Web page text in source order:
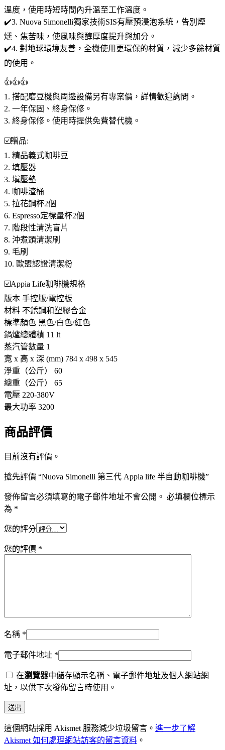
溫度，使用時短時間內升溫至工作溫度。
✔️3. Nuova Simonelli獨家技術SIS有壓預浸泡系統，告別煙
燻、焦苦味，使風味與醇厚度提升與加分。
✔️4. 對地球環境友善，全機使用更環保的材質，減少多餘材質
的使用。
👍👍👍
1. 搭配磨豆機與周邊設備另有專案價，詳情歡迎詢問。
2. 一年保固、終身保修。
3. 終身保修。使用時提供免費替代機。
☑️贈品:
1. 精品義式咖啡豆
2. 填壓器
3. 塡壓墊
4. 咖啡渣桶
5. 拉花鋼杯2個
6. Espresso定標量杯2個
7. 階段性清洗盲片
8. 沖煮頭清潔刷
9. 毛刷
10. 歐盟認證清潔粉
☑️Appia Life咖啡機規格
版本 手控版/電控板
材料 不銹鋼和塑膠合金
標準顏色 黑色/白色/紅色
鍋爐總體積 11 lt
蒸汽管數量 1
寬 x 高 x 深 (mm) 784 x 498 x 545
淨重（公斤） 60
總重（公斤） 65
電壓 220-380V
最大功率 3200
商品評價
目前沒有評價。
搶先評價 “Nuova Simonelli 第三代 Appia life 半自動咖啡機”
發佈留言必須填寫的電子郵件地址不會公開。 必填欄位標示
為 *
您的評分
您的評價 *
名稱 *
電子郵件地址 *
在瀏覽器中儲存顯示名稱、電子郵件地址及個人網站網
址，以供下次發佈留言時使用。
這個網站採用 Akismet 服務減少垃圾留言。 進一步了解
Akismet 如何處理網站訪客的留言資料 。